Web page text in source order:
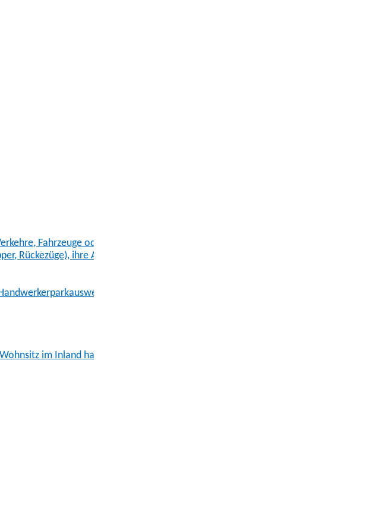
Fahrzeuge oder Fahrzeugkombinationen nach § 70 StVZO beantragen
Rückezüge), ihre Anhänger, Arbeitsmaschinen (z.B. Gabelstapler, Mähdrescher)
im Inland hatten